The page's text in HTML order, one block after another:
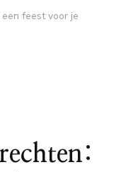
feest voor je